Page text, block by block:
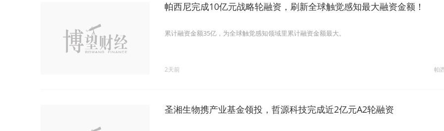
帕西尼完成10亿元战略轮融资，刷新全球触觉感知最大融资金额！
累计融资金额35亿，为全球触觉感知领域里累计融资金额最大。
帕
2天前
圣湘生物携产业基金领投，哲源科技完成近2亿元A2轮融资